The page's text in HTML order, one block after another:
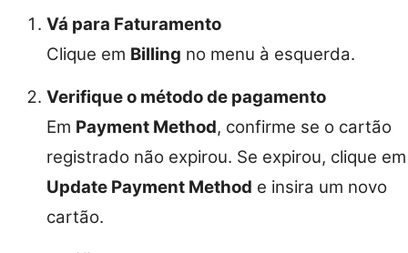
Vá para Faturamento
Clique em Billing no menu à esquerda.
Verifique o método de pagamento
Em Payment Method, confirme se o cartão
registrado não expirou. Se expirou, clique em
Update Payment Method e insira um novo
cartão.